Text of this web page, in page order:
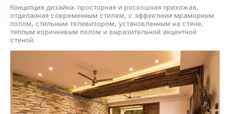
Концепция дизайна: просторная и роскошная прихожая,
отделанная современным стилем, с эффектным мраморным
полом, стильным телевизором, установленным на стене,
теплым коричневым полом и выразительной акцентной
стеной.